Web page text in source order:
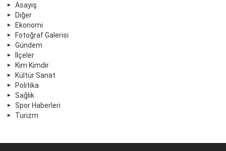
Asayiş
Diğer
Ekonomi
Fotoğraf Galerisi
Gündem
İlçeler
Kim Kimdir
Kültür Sanat
Politika
Sağlık
Spor Haberleri
Turizm